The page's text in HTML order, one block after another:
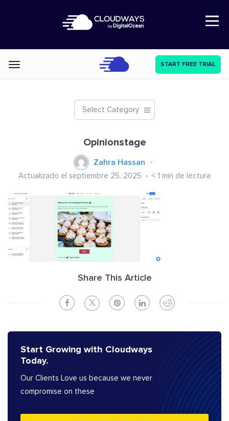
Open Nav
Categories START FREE TRIAL
Select Category
Opinionstage
Zahra Hassan
Actualizado el septiembre 25, 2025 < 1 min de lectura
Share This Article
Start Growing with Cloudways
Today.
Our Clients Love us because we never
compromise on these